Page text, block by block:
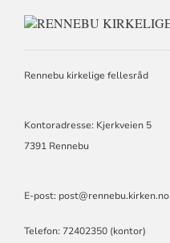
Rennebu kirkelige fellesråd
Kontoradresse: Kjerkveien 5
7391 Rennebu
E-post: post@rennebu.kirken.no
Telefon: 72402350 (kontor)